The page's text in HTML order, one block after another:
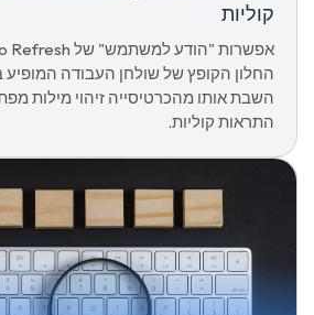
קוליות
החלון הקופץ של שולחן העבודה המופיע
השבת אותו מהכרטיסייה זיהוי מילות
התראות קוליות.